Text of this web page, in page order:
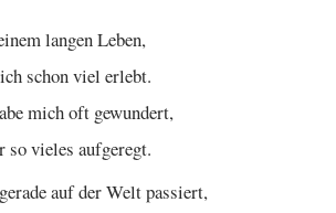
langen Leben,
schon viel erlebt.
mich oft gewundert,
so vieles aufgeregt.
auf der Welt passiert,